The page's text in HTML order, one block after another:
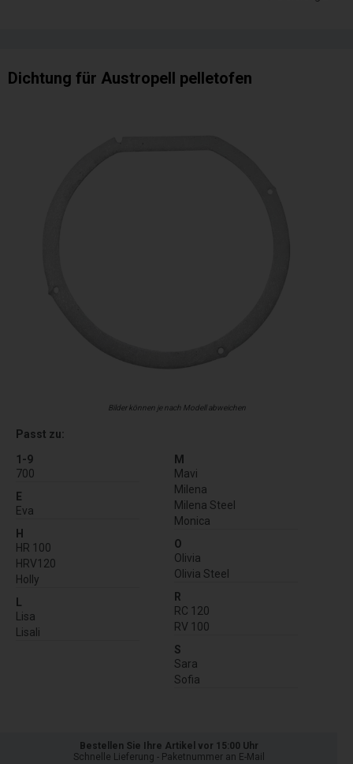
Dichtung für Austropell pelletofen
Bilder können je nach Modell abweichen
Passt zu:
1-9
700
E
Eva
H
HR 100
HRV120
Holly
L
Lisa
Lisali
M
Mavi
Milena
Milena Steel
Monica
O
Olivia
Olivia Steel
R
RC 120
RV 100
S
Sara
Sofia
Bestellen Sie Ihre Artikel vor 15:00 Uhr
Schnelle Lieferung - Paketnummer an E-Mail